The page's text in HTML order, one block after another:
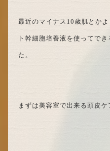
最近のマイナス10歳肌とか
ト幹細胞培養液を使ってで
た。
まずは美容室で出来る頭皮ケ